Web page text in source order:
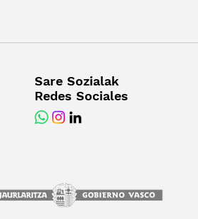
Sare Sozialak
Redes Sociales